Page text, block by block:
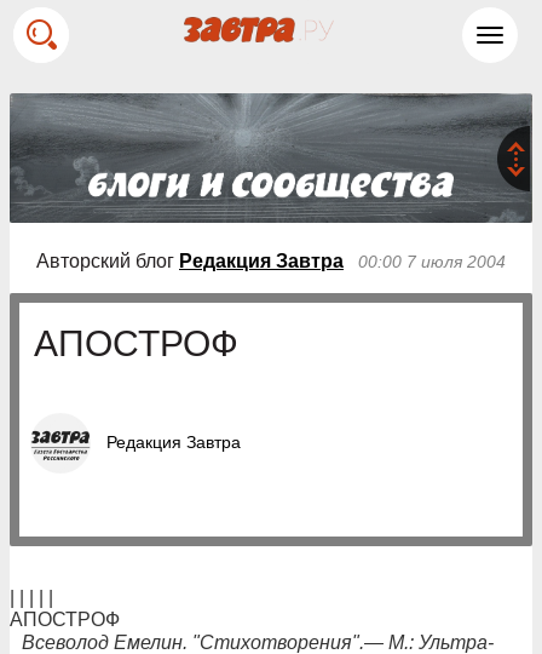
Авторский блог Редакция Завтра 00:00 7 июля 2004
АПОСТРОФ
Редакция Завтра
АПОСТРОФ
Всеволод Емелин. "Стихотворения".— М.: Ультра-